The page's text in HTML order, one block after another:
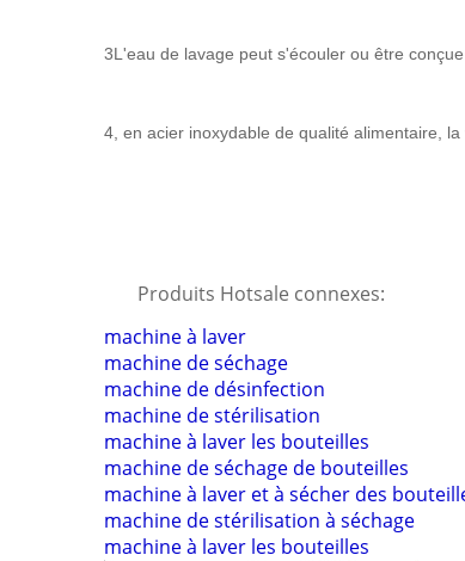
3L'eau de lavage peut s'écouler ou être
4, en acier inoxydable de qualité alimentaire,
Produits Hotsale connexes:
machine à laver
machine de séchage
machine de désinfection
machine de stérilisation
machine à laver les bouteilles
machine de séchage de bouteilles
machine à laver et à sécher des
machine de stérilisation à séchage
machine à laver les bouteilles